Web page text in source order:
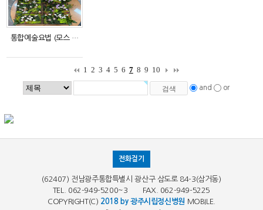
통합예술요법 (모스 …
1 2 3 4 5 6 7 8 9 10
and or
전화걸기
(62407) 전남광주통합특별시 광산구 삼도로 84-3(삼거동)
TEL. 062-949-5200~3 FAX. 062-949-5225
COPYRIGHT(C) 2018 by 광주시립정신병원 MOBILE.